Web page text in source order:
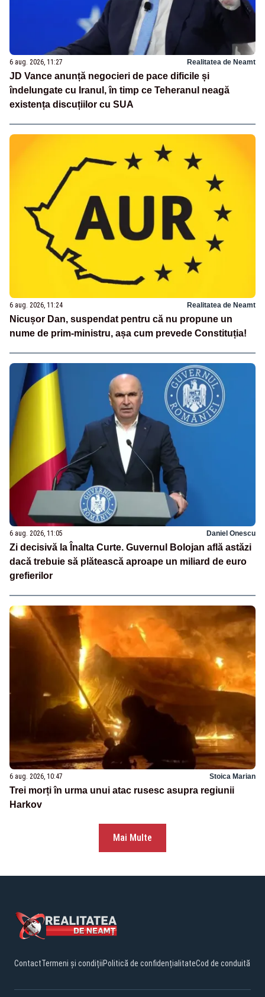
6 aug. 2026, 11:27 Realitatea de Neamt
JD Vance anunță negocieri de pace dificile și
îndelungate cu Iranul, în timp ce Teheranul neagă
existența discuțiilor cu SUA
6 aug. 2026, 11:24 Realitatea de Neamt
Nicușor Dan, suspendat pentru că nu propune un
nume de prim-ministru, așa cum prevede Constituția!
6 aug. 2026, 11:05 Daniel Onescu
Zi decisivă la Înalta Curte. Guvernul Bolojan află astăzi
dacă trebuie să plătească aproape un miliard de euro
grefierilor
6 aug. 2026, 10:47 Stoica Marian
Trei morți în urma unui atac rusesc asupra regiunii
Harkov
Mai Multe
ContactTermeni și condițiiPolitică de confidențialitateCod de conduită